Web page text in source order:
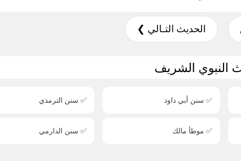
الحديث التـالي ❯
النبوي الشريف
✅ سنن أبي داود ✅ سنن الترمذي
✅ موطأ مالك ✅ سنن الدارمي